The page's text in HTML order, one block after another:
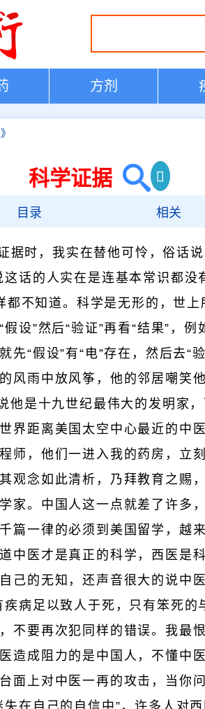
方剂
科学证据
目录 相关
据时，我实在替他可怜，俗话说
这话的人实在是连基本常识都没
都不知道。科学是无形的，世上
设”然后“验证”再看“结果”，例
先“假设”有“电”存在，然后去“
风雨中放风筝，他的邻居嘲笑他
他是十九世纪最伟大的发明家
界距离美国太空中心最近的中
师，他们一进入我的药房，立
观念如此清析，乃拜教育之赐
家。中国人这一点就差了许多
篇一律的必须到美国留学，越
中医才是真正的科学，西医是
己的无知，还声音很大的说中
病足以致人于死，只有笨死的
不要再次犯同样的错误。我最
造成阻力的是中国人，不懂中
面上对中医一再的攻击，当你
在自己的自信中”，许多人对
、诊所比较会骗人对吗?
此成果对吗?
的健康对吗?
是因为中医没有水准对吗?